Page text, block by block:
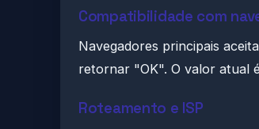
Compatibilidade com
Navegadores principais
retornar "OK". O valor atual
Roteamento e ISP